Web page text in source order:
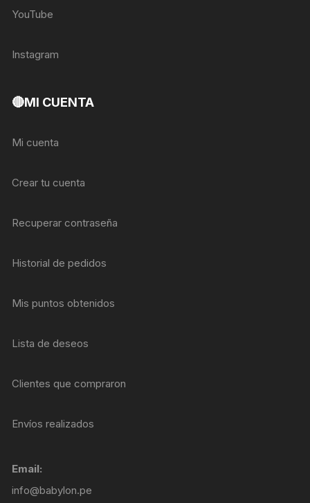
YouTube
Instagram
🔴MI CUENTA
Mi cuenta
Crear tu cuenta
Recuperar contraseña
Historial de pedidos
Mis puntos obtenidos
Lista de deseos
Clientes que compraron
Envíos realizados
Email:
info@babylon.pe